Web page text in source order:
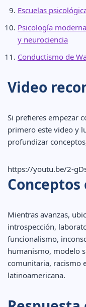
Escuelas
Psicología
y neurociencia
Conductismo de
Video
Si prefieres empezar
primero este video y
profundizar
https://youtu.be/2-
Conceptos
Mientras avanzas,
introspección,
funcionalismo,
humanismo, modelo
comunitaria, racismo
latinoamericana.